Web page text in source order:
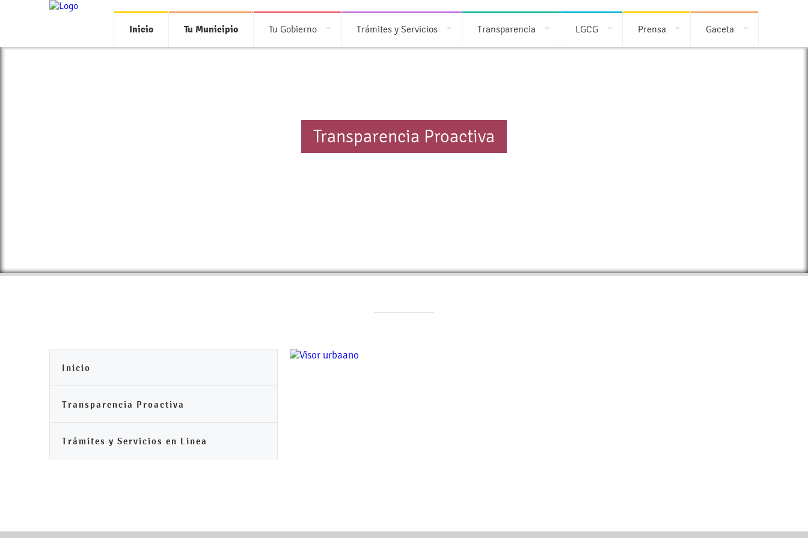
Inicio Tu Municipio Tu Gobierno Trámites y Servicios Transparencia LGCG Prensa Gaceta
Transparencia Proactiva
Inicio
Transparencia Proactiva
Trámites y Servicios en Linea